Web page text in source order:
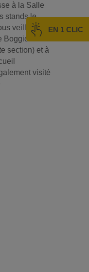
EN 1 CLIC
à la Salle
stands le
veillons à
Cette
section) et à
visité